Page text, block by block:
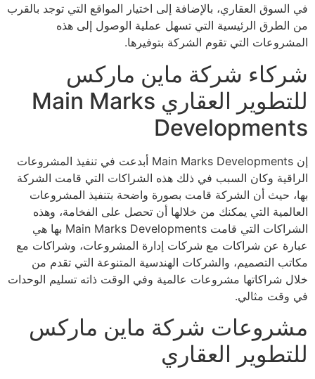
في السوق العقاري، بالإضافة إلى اختيار المواقع التي توجد بالقرب
من الطرق الرئيسية التي تسهل عملية الوصول إلى هذه
المشروعات التي تقوم الشركة بتوفيرها.
شركاء شركة ماين ماركس
للتطوير العقاري Main Marks
Developments
إن Main Marks Developments أبدعت في تنفيذ المشروعات
الراقية وكان السبب في ذلك هذه الشراكات التي قامت الشركة
بها، حيث أن الشركة قامت بصورة واضحة بتنفيذ المشروعات
العالمية التي يمكنك من خلالها أن تحصل على الفخامة، وهذه
الشراكات التي قامت Main Marks Developments بها هي
عبارة عن شراكات مع شركات إدارة المشروعات، وشراكات مع
مكاتب التصميم، والشركات الهندسية المتنوعة التي تقدم من
خلال شراكاتها مشروعات عالمية وفي الوقت ذاته تسليم الوحدات
في وقت مثالي.
مشروعات شركة ماين ماركس
للتطوير العقاري